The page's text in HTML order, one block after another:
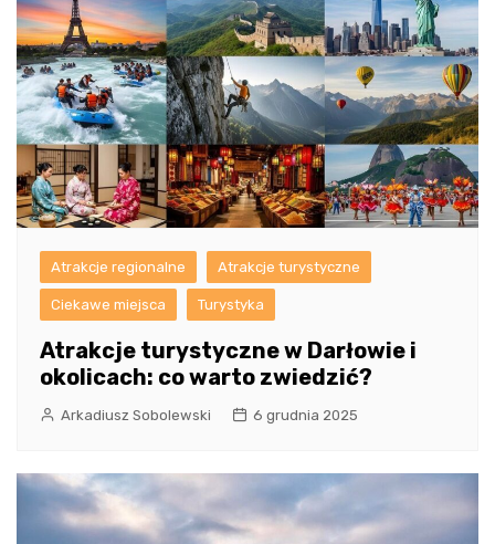
Atrakcje regionalne Atrakcje turystyczne
Ciekawe miejsca Turystyka
Atrakcje turystyczne w Darłowie i
okolicach: co warto zwiedzić?
Arkadiusz Sobolewski 6 grudnia 2025